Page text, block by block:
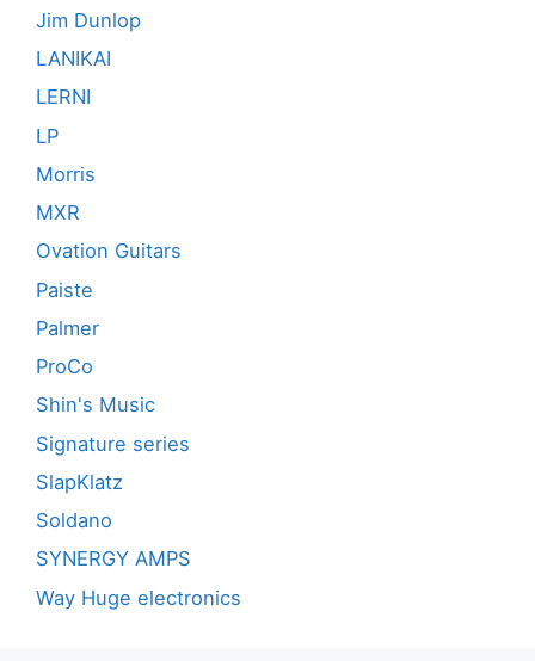
Jim Dunlop
LANIKAI
LERNI
LP
Morris
MXR
Ovation Guitars
Paiste
Palmer
ProCo
Shin's Music
Signature series
SlapKlatz
Soldano
SYNERGY AMPS
Way Huge electronics